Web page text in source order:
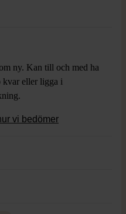
ny. Kan till och med ha
kvar eller ligga i
vi bedömer